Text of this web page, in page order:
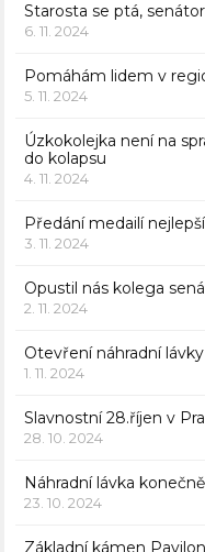
Starosta se ptá,
6. 11. 2024
Pomáhám lidem v
5. 11. 2024
Úzkokolejka není na
do kolapsu
4. 11. 2024
Předání medailí
3. 11. 2024
Opustil nás kolega
2. 11. 2024
Otevření náhradní lávky
1. 11. 2024
Slavnostní 28.říjen v
28. 10. 2024
Náhradní lávka
23. 10. 2024
Základní kámen